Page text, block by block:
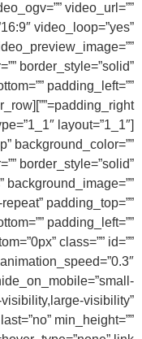
video_url=””
video_loop=”yes”
border_style=”solid”
padding_left=””
layout=”1_1″
background_color=””
border_style=”solid”
background_image=””
padding_top=””
padding_left=””
class=”” id=””
visibility”
min_height=””